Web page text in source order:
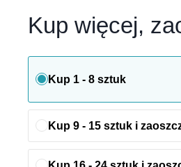
Kup więcej,
Kup 1 - 8 sztuk
Kup 9 - 15 sztuk i